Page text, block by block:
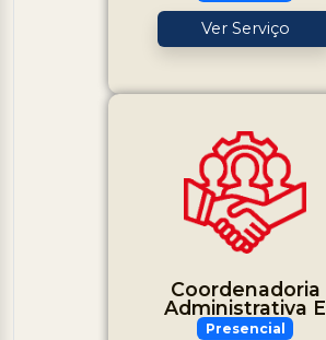
Ver Serviço
Coordenadoria
Administrativa E
Planejamento
Presencial